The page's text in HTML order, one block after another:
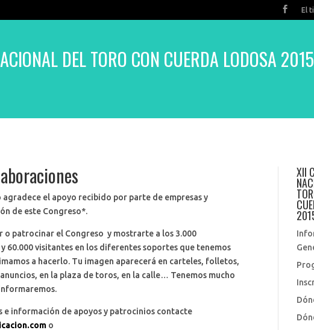
El
DEL TORO CON CUERDA LODOSA 2015
agradece el apoyo recibido por parte de empresas y
de este Congreso*.
o patrocinar el Congreso y mostrarte a los 3.000
60.000 visitantes en los diferentes soportes que tenemos
a hacerlo. Tu imagen aparecerá en carteles, folletos,
en la plaza de toros, en la calle… Tenemos mucho
e información de apoyos y patrocinios contacte
o
XII